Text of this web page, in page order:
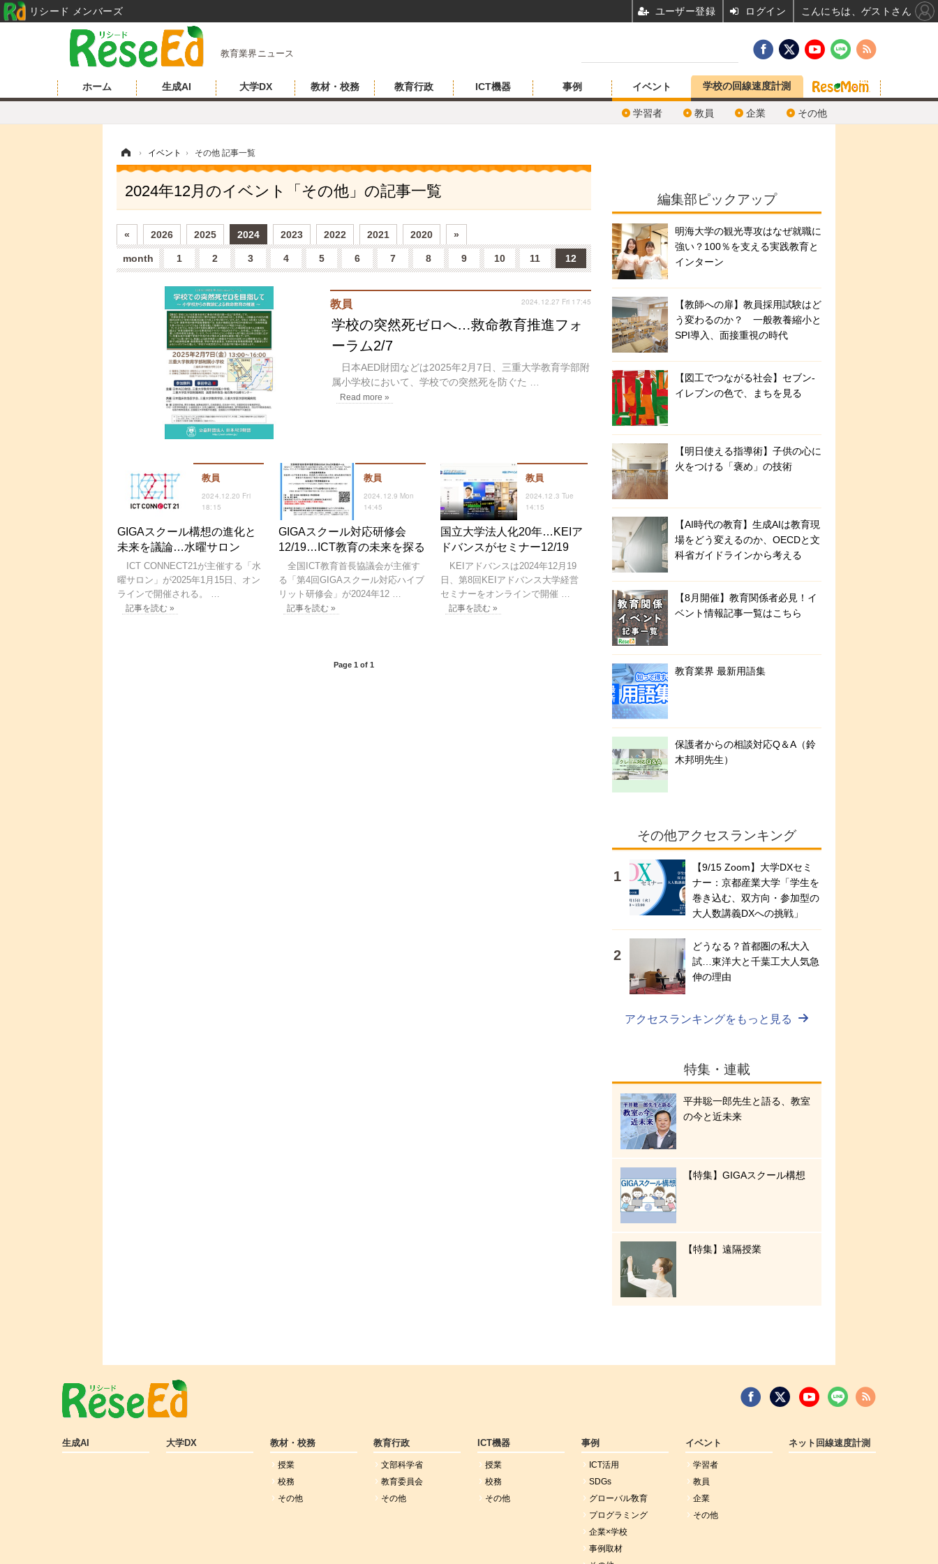
教育業界ニュース
ホーム 生成AI 大学DX 教材・校務 教育行政 ICT機器 事例 イベント
学習者 教員 企業 その他
学校の回線速度計測
› イベント › その他 記事一覧
2024年12月のイベント「その他」の記事一覧
« 2026 2025 2024 2023 2022 2021 2020 »
month 1 2 3 4 5 6 7 8 9 10 11 12
教員 2024.12.27 Fri 17:45
学校の突然死ゼロへ…救命教育推進フォ
ーラム2/7
日本AED財団などは2025年2月7日、三重大学教育学部附
属小学校において、学校での突然死を防ぐた …
Read more »
教員
2024.12.20 Fri
18:15
GIGAスクール構想の進化と
未来を議論…水曜サロン
ICT CONNECT21が主催する「水
曜サロン」が2025年1月15日、オン
ラインで開催される。 …
記事を読む »
教員
2024.12.9 Mon
14:45
GIGAスクール対応研修会
12/19…ICT教育の未来を探る
全国ICT教育首長協議会が主催す
る「第4回GIGAスクール対応ハイブ
リット研修会」が2024年12 …
記事を読む »
教員
2024.12.3 Tue
14:15
国立大学法人化20年…KEIア
ドバンスがセミナー12/19
KEIアドバンスは2024年12月19
日、第8回KEIアドバンス大学経営
セミナーをオンラインで開催 …
記事を読む »
Page 1 of 1
編集部ピックアップ
明海大学の観光専攻はなぜ就職に
強い？100％を支える実践教育と
インターン
【教師への扉】教員採用試験はど
う変わるのか？ 一般教養縮小と
SPI導入、面接重視の時代
【図工でつながる社会】セブン‐
イレブンの色で、まちを見る
【明日使える指導術】子供の心に
火をつける「褒め」の技術
【AI時代の教育】生成AIは教育現
場をどう変えるのか、OECDと文
科省ガイドラインから考える
【8月開催】教育関係者必見！イ
ベント情報記事一覧はこちら
教育業界 最新用語集
保護者からの相談対応Q＆A（鈴
木邦明先生）
その他アクセスランキング
【9/15 Zoom】大学DXセミ
ナー：京都産業大学「学生を
巻き込む、双方向・参加型の
大人数講義DXへの挑戦」
どうなる？首都圏の私大入
試…東洋大と千葉工大人気急
伸の理由
アクセスランキングをもっと見る
特集・連載
平井聡一郎先生と語る、教室
の今と近未来
【特集】GIGAスクール構想
【特集】遠隔授業
生成AI 大学DX 教材・校務
授業
校務
その他
教育行政
文部科学省
教育委員会
その他
ICT機器
授業
校務
その他
事例
ICT活用
SDGs
グローバル敎育
プログラミング
企業×学校
事例取材
イベント
学習者
教員
企業
その他
ネット回線速度計測
リシード メンバーズ ユーザー登録 ログイン こんにちは、ゲストさん